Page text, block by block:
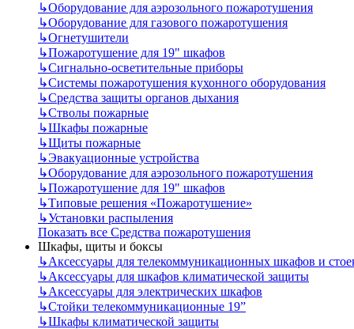
↳Оборудование для аэрозольного пожаротушения
↳Оборудование для газового пожаротушения
↳Огнетушители
↳Пожаротушение для 19" шкафов
↳Сигнально-осветительные приборы
↳Системы пожаротушения кухонного оборудования
↳Средства защиты органов дыхания
↳Стволы пожарные
↳Шкафы пожарные
↳Щиты пожарные
↳Эвакуационные устройства
↳Оборудование для аэрозольного пожаротушения
↳Пожаротушение для 19" шкафов
↳Типовые решения «Пожаротушение»
↳Установки распыления
Показать все Средства пожаротушения
Шкафы, щиты и боксы
↳Аксессуары для телекоммуникационных шкафов и
↳Аксессуары для шкафов климатической защиты
↳Аксессуары для электрических шкафов
↳Стойки телекоммуникационные 19”
↳Шкафы климатической защиты